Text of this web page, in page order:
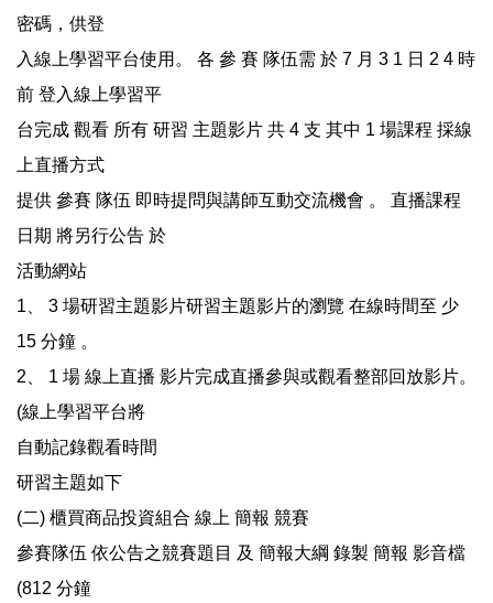
密碼，供登
入線上學習平台使用。 各 參 賽 隊伍需 於 7 月 3 1 日 2 4 時
前 登入線上學習平
台完成 觀看 所有 研習 主題影片 共 4 支 其中 1 場課程 採線
上直播方式
提供 參賽 隊伍 即時提問與講師互動交流機會 。 直播課程
日期 將另行公告 於
活動網站
1、 3 場研習主題影片研習主題影片的瀏覽 在線時間至 少
15 分鐘 。
2、 1 場 線上直播 影片完成直播參與或觀看整部回放影片。
(線上學習平台將
自動記錄觀看時間
研習主題如下
(二) 櫃買商品投資組合 線上 簡報 競賽
參賽隊伍 依公告之競賽題目 及 簡報大綱 錄製 簡報 影音檔
(812 分鐘